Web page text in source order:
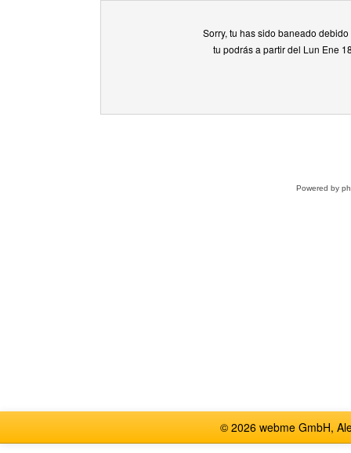
Sorry, tu has sido baneado
tu podrás a partir del Lun Ene
Powered by
© 2026 webme GmbH,